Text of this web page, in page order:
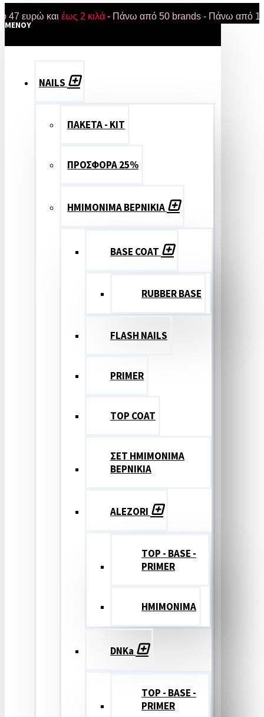
καιέως 2 κιλά- Πάνω από 50 brands - Πάνω από 18.000
MENOY
NAILS
ΠΑΚΕΤΑ - ΚΙΤ
ΠΡΟΣΦΟΡΑ 25%
ΗΜΙΜΟΝΙΜΑ ΒΕΡΝΙΚΙΑ
BASE COAT
RUBBER BASE
FLASH NAILS
PRIMER
TOP COAT
ΣΕΤ ΗΜΙΜΟΝΙΜΑ
ΒΕΡΝΙΚΙΑ
ALEZORI
TOP - BASE -
PRIMER
ΗΜΙΜΟΝΙΜΑ
DNKa
TOP - BASE -
PRIMER